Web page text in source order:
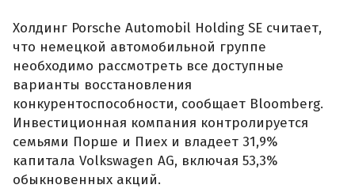
Холдинг Porsche Automobil Holding SE считает,
что немецкой автомобильной группе
необходимо рассмотреть все доступные
варианты восстановления
конкурентоспособности, сообщает Bloomberg.
Инвестиционная компания контролируется
семьями Порше и Пиех и владеет 31,9%
капитала Volkswagen AG, включая 53,3%
обыкновенных акций.